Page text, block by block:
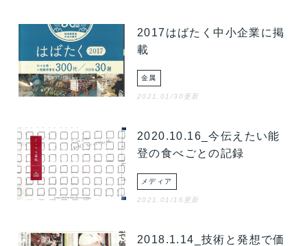
2017はばたく中小企業に掲
載
金属
2021.01/30更新
2020.10.16_今伝えたい能
登の食べごとの記録
メディア
2021.01/16更新
2018.1.14_技術と発想で価